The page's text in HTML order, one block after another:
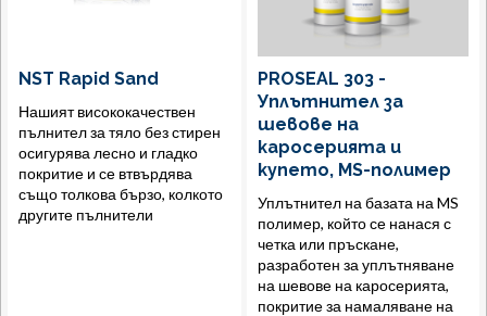
NST Rapid Sand
Нашият висококачествен
пълнител за тяло без стирен
осигурява лесно и гладко
покритие и се втвърдява
също толкова бързо, колкото
другите пълнители
PROSEAL 303 -
Уплътнител за
шевове на
каросерията и
купето, MS-полимер
Уплътнител на базата на MS
полимер, който се нанася с
четка или пръскане,
разработен за уплътняване
на шевове на каросерията,
покритие за намаляване на